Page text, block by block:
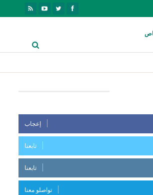
إعجاب
تابعنا
تابعنا
تواصلو معنا